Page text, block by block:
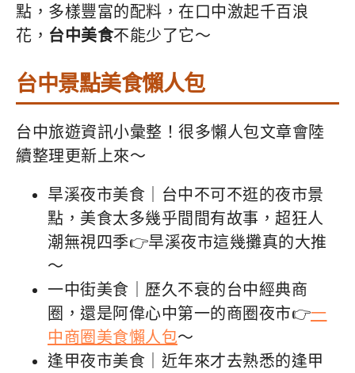
點，多樣豐富的配料，在口中激起千百浪
花， 台中美食不能少了它～
台中景點美食懶人包
台中旅遊資訊小彙整！很多懶人包文章會陸
續整理更新上來～
旱溪夜市美食｜台中不可不逛的夜市景
點，美食太多幾乎間間有故事，超狂人
潮無視四季👉旱溪夜市這幾攤真的大推
～
一中街美食｜歷久不衰的台中經典商
圈，還是阿偉心中第一的商圈夜市👉一
中商圈美食懶人包～
逢甲夜市美食｜近年來才去熟悉的逢甲